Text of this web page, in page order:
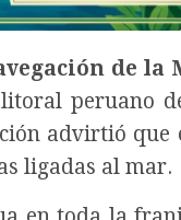
de la
peruano
advirtió que
ligadas al mar.